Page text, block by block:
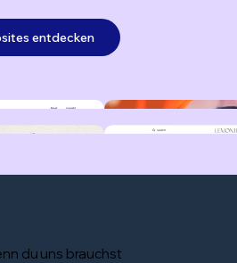
entdecken
du uns brauchst